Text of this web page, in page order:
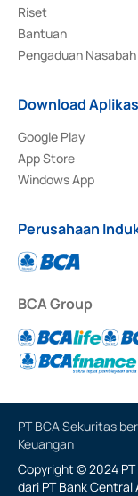
Riset
Bantuan
Pengaduan Nasabah
Download
Google Play
App Store
Windows App
Perusahaan
BCA Group
PT BCA Sekuritas
Keuangan
Copyright © 2024
dari PT Bank Central